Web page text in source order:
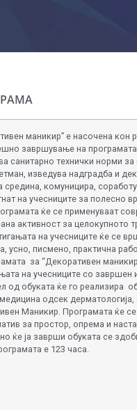
маникир” е насочена кон
завршување на
санитарно технички норми
изведува надградба и
средина, комуницира,
на учесниците за полесно
ќе се применуваат
активност за целокупното
на учесниците ќе се
усно, писмено, практична
за “Декоративен
на учесниците со завршен
од обуката ќе го реализира
одсек
Маникир. Програмата ќе
за простор, опрема и
ќе ја заврши обуката се
е 123 часа.